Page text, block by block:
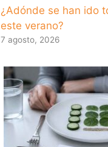
¿Adónde se han ido
este verano?
7 agosto, 2026